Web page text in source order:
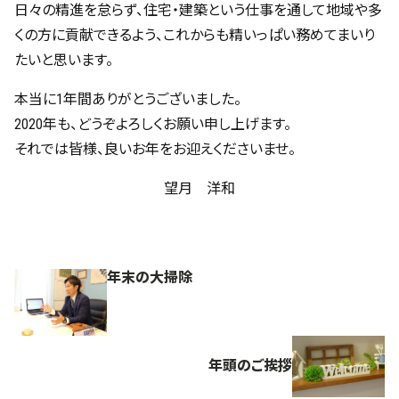
日々の精進を怠らず、住宅・建築という仕事を通して地域や多
くの方に貢献できるよう、これからも精いっぱい務めてまいり
たいと思います。
本当に1年間ありがとうございました。
2020年も、どうぞよろしくお願い申し上げます。
それでは皆様、良いお年をお迎えくださいませ。
望月 洋和
年末の大掃除
年頭のご挨拶